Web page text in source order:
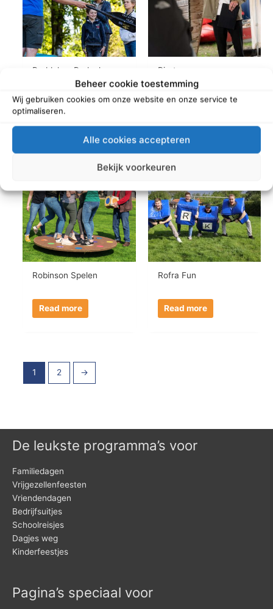
Beheer cookie toestemming
Wij gebruiken cookies om onze website en onze service te
optimaliseren.
Alle cookies accepteren
Bekijk voorkeuren
Peddel en Pedaal
Read more
Pirate games
Read more
Robinson Spelen
Read more
Rofra Fun
Read more
1 2 →
De leukste programma’s voor
Familiedagen
Vrijgezellenfeesten
Vriendendagen
Bedrijfsuitjes
Schoolreisjes
Dagjes weg
Kinderfeestjes
Pagina’s speciaal voor